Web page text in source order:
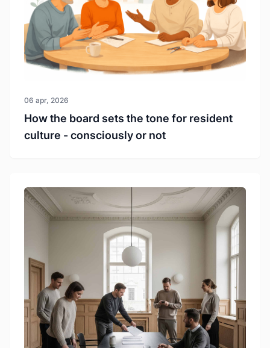
06 apr, 2026
How the board sets the tone for resident
culture - consciously or not